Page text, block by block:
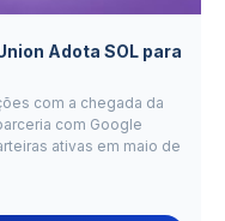
Adota SOL para
com a chegada da
com Google
ativas em maio de